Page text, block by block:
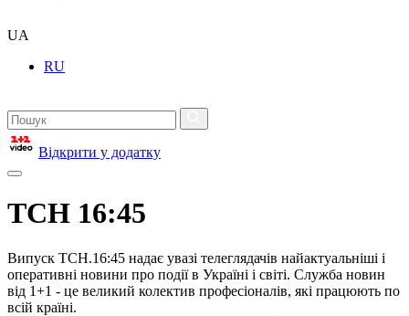
UA
RU
Відкрити у додатку
ТСН 16:45
Випуск ТСН.16:45 надає увазі телеглядачів найактуальніші і
оперативні новини про події в Україні і світі. Служба новин
від 1+1 - це великий колектив професіоналів, які працюють по
всій країні.